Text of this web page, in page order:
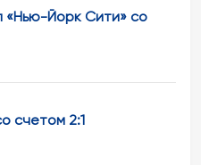
«Нью-Йорк Сити» со
счетом 2:1